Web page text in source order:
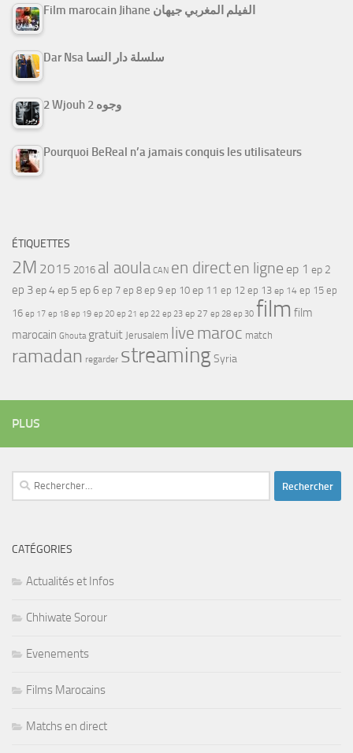
Film marocain Jihane الفيلم المغربي جيهان
Dar Nsa سلسلة دار النسا
2 Wjouh 2 وجوه
Pourquoi BeReal n’a jamais conquis les utilisateurs
ÉTIQUETTES
2M 2015 2016 al aoula CAN en directen ligne ep 1 ep 2
ep 3ep 4ep 5 ep 6 ep 7 ep 8 ep 9 ep 10 ep 11 ep 12 ep 13 ep 14 ep 15 ep
16 ep 17 ep 18 ep 19 ep 20 ep 21 ep 22 ep 23 ep 27 ep 28 ep 30 film film
marocain Ghouta gratuit Jerusalem live maroc match
ramadan regarder streamingSyria
PLUS
Rechercher :
CATÉGORIES
Actualités et Infos
Chhiwate Sorour
Evenements
Films Marocains
Matchs en direct